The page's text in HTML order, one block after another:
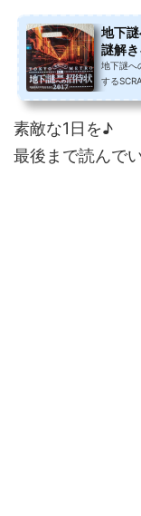
地下
謎解
地下謎へ
する
素敵な1日を♪
最後まで読んで